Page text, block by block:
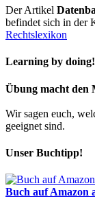
Der Artikel
befindet sich in der
Rechtslexikon
Learning by doing!
Übung macht den
Wir sagen euch,
geeignet sind.
Unser Buchtipp!
Buch auf Amazon